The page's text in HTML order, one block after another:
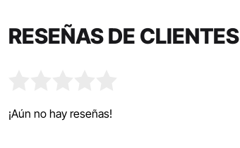
RESEÑAS DE CLIENTES
¡Aún no hay reseñas!